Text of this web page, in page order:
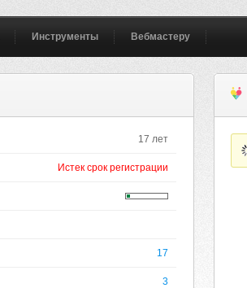
Инструменты Вебмастеру
17 лет
Истек срок регистрации
17
3